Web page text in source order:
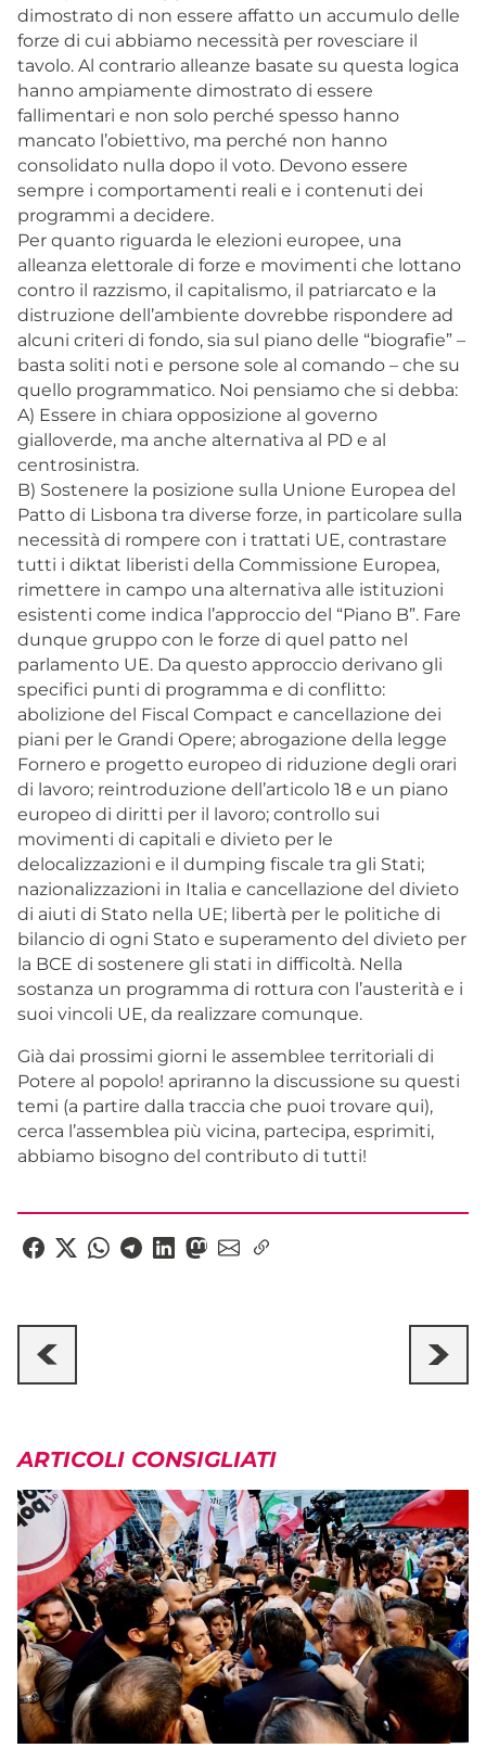
dimostrato di non essere affatto un accumulo delle
forze di cui abbiamo necessità per rovesciare il
tavolo. Al contrario alleanze basate su questa logica
hanno ampiamente dimostrato di essere
fallimentari e non solo perché spesso hanno
mancato l’obiettivo, ma perché non hanno
consolidato nulla dopo il voto. Devono essere
sempre i comportamenti reali e i contenuti dei
programmi a decidere.
Per quanto riguarda le elezioni europee, una
alleanza elettorale di forze e movimenti che lottano
contro il razzismo, il capitalismo, il patriarcato e la
distruzione dell’ambiente dovrebbe rispondere ad
alcuni criteri di fondo, sia sul piano delle “biografie” –
basta soliti noti e persone sole al comando – che su
quello programmatico. Noi pensiamo che si debba:
A) Essere in chiara opposizione al governo
gialloverde, ma anche alternativa al PD e al
centrosinistra.
B) Sostenere la posizione sulla Unione Europea del
Patto di Lisbona tra diverse forze, in particolare sulla
necessità di rompere con i trattati UE, contrastare
tutti i diktat liberisti della Commissione Europea,
rimettere in campo una alternativa alle istituzioni
esistenti come indica l’approccio del “Piano B”. Fare
dunque gruppo con le forze di quel patto nel
parlamento UE. Da questo approccio derivano gli
specifici punti di programma e di conflitto:
abolizione del Fiscal Compact e cancellazione dei
piani per le Grandi Opere; abrogazione della legge
Fornero e progetto europeo di riduzione degli orari
di lavoro; reintroduzione dell’articolo 18 e un piano
europeo di diritti per il lavoro; controllo sui
movimenti di capitali e divieto per le
delocalizzazioni e il dumping fiscale tra gli Stati;
nazionalizzazioni in Italia e cancellazione del divieto
di aiuti di Stato nella UE; libertà per le politiche di
bilancio di ogni Stato e superamento del divieto per
la BCE di sostenere gli stati in difficoltà. Nella
sostanza un programma di rottura con l’austerità e i
suoi vincoli UE, da realizzare comunque.
Già dai prossimi giorni le assemblee territoriali di
Potere al popolo! apriranno la discussione su questi
temi (a partire dalla traccia che puoi trovare qui),
cerca l’assemblea più vicina, partecipa, esprimiti,
abbiamo bisogno del contributo di tutti!
ARTICOLI CONSIGLIATI